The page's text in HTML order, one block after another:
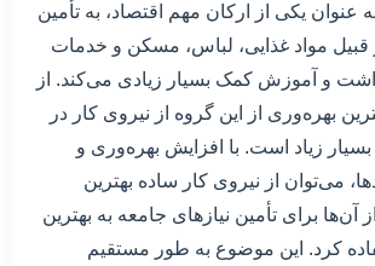
عنوان یکی از ارکان مهم اقتصاد، به تأمین
قبیل مواد غذایی، لباس، مسکن و خدمات
و آموزش کمک بسیار زیادی می‌کند. از
بهره‌وری از این گروه از نیروی کار در
زیاد است. با افزایش بهره‌وری و
می‌توان از نیروی کار ساده بهترین
آن‌ها برای تأمین نیازهای جامعه به بهترین
کرد. این موضوع به طور مستقیم